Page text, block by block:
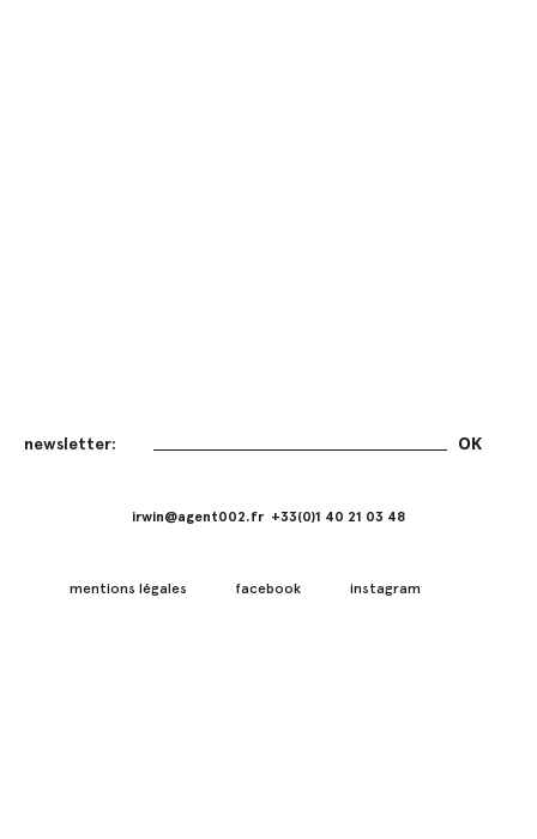
irwin@agent002.fr +33(0)1 40 21 03 48
mentions légales facebook instagram